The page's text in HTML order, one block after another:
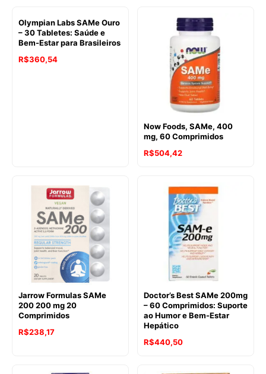
Olympian Labs SAMe Ouro
– 30 Tabletes: Saúde e
Bem-Estar para Brasileiros
R$360,54
Now Foods, SAMe, 400
mg, 60 Comprimidos
R$504,42
Jarrow Formulas SAMe
200 200 mg 20
Comprimidos
R$238,17
Doctor’s Best SAMe 200mg
– 60 Comprimidos: Suporte
ao Humor e Bem-Estar
Hepático
R$440,50